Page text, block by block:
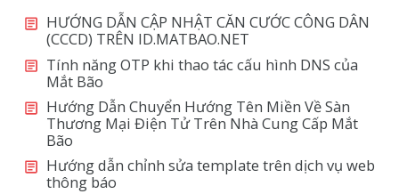
HƯỚNG DẪN CẬP NHẬT CĂN CƯỚC CÔNG DÂN
(CCCD) TRÊN ID.MATBAO.NET
Tính năng OTP khi thao tác cấu hình DNS của
Mắt Bão
Hướng Dẫn Chuyển Hướng Tên Miền Về Sàn
Thương Mại Điện Tử Trên Nhà Cung Cấp Mắt
Bão
Hướng dẫn chỉnh sửa template trên dịch vụ web
thông báo